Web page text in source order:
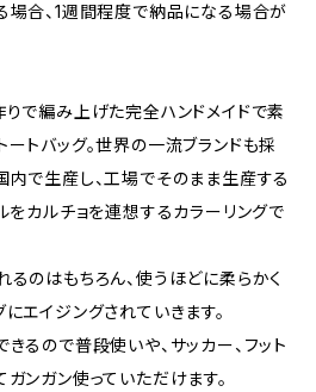
合、1週間程度で納品になる場合が
で編み上げた完全ハンドメイドで素
トバッグ。世界の一流ブランドも採
で生産し、工場でそのまま生産する
をカルチョを連想するカラーリングで
のはもちろん、使うほどに柔らかく
エイジングされていきます。
るので普段使いや、サッカー、フット
ンガン使っていただけます。